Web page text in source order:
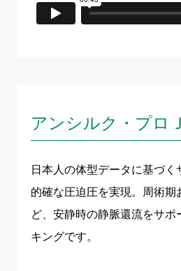
アンシルク・プロ
日本人の体型データに基づく
的確な圧迫圧を実現。周術期
ど、安静時の静脈還流をサポ
キングです。